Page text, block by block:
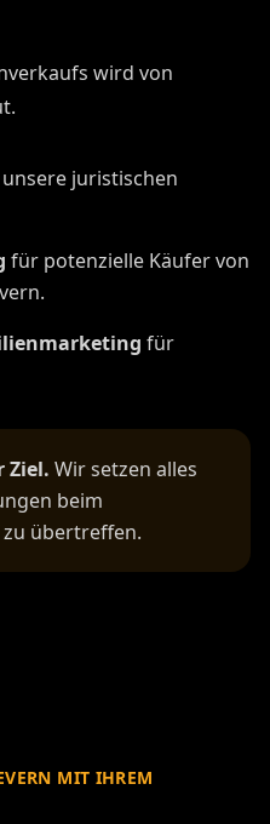
wird von
juristischen
für potenzielle Käufer von
für
Ziel. Wir setzen alles
beim
übertreffen.
MIT IHREM